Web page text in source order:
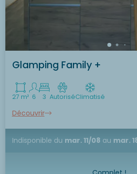
Glamping Family +
27 m² 6 3 AutoriséClimatisé
Découvrir
Indisponible du mar. 11/08 au mar.